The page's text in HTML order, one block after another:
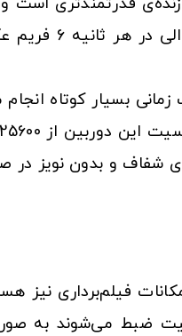
لطف
و بدون نویز در